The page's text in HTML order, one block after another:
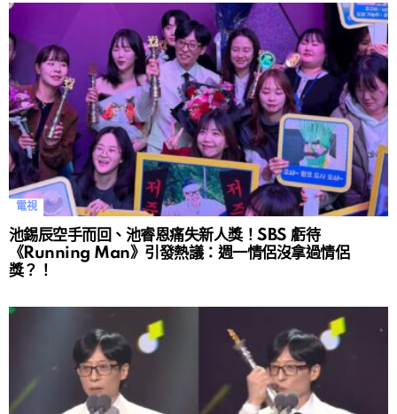
電視
池錫辰空手而回、池睿恩痛失新人獎！SBS 虧待
《Running Man》引發熱議：週一情侶沒拿過情侶
獎？！